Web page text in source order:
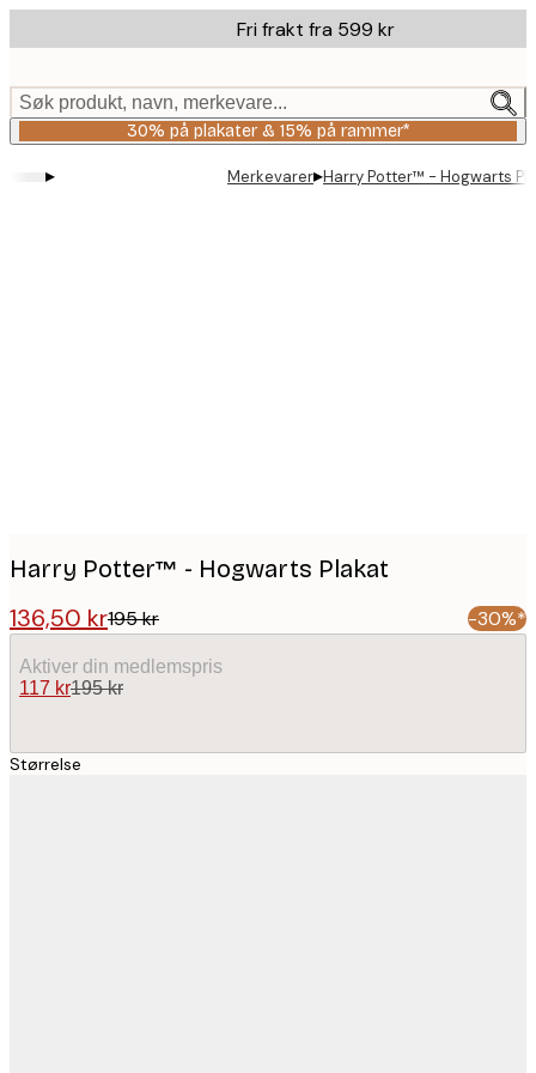
to
content.
Fri frakt fra 599 kr
Søk produkt, navn, merkevare...
30% på plakater & 15% på rammer*
▸ Merkevarer▸Harry Potter™ - Hogwarts
Harry Potter™ - Hogwarts Plakat
136,50 kr195 kr -30%*
Aktiver din medlemspris
117 kr195 kr
Størrelse